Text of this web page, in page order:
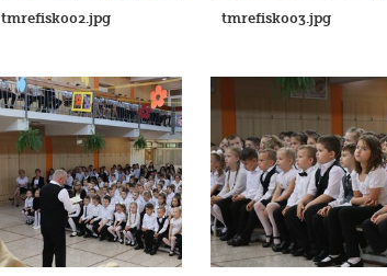
tmrefisk002.jpg tmrefisk003.jpg